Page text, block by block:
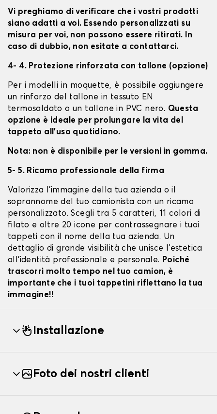
Vi preghiamo di verificare che i vostri prodotti
siano adatti a voi. Essendo personalizzati su
misura per voi, non possono essere ritirati. In
caso di dubbio, non esitate a contattarci.
4- 4. Protezione rinforzata con tallone (opzione)
Per i modelli in moquette, è possibile aggiungere
un rinforzo del tallone in tessuto EN
termosaldato o un tallone in PVC nero. Questa
opzione è ideale per prolungare la vita del
tappeto all'uso quotidiano.
Nota: non è disponibile per le versioni in gomma.
5- 5. Ricamo professionale della firma
Valorizza l'immagine della tua azienda o il
soprannome del tuo camionista con un ricamo
personalizzato. Scegli tra 5 caratteri, 11 colori di
filato e oltre 20 icone per contrassegnare i tuoi
tappeti con il nome della tua azienda. Un
dettaglio di grande visibilità che unisce l'estetica
all'identità professionale e personale. Poiché
trascorri molto tempo nel tuo camion, è
importante che i tuoi tappetini riflettano la tua
immagine!!
Installazione
Foto dei nostri clienti